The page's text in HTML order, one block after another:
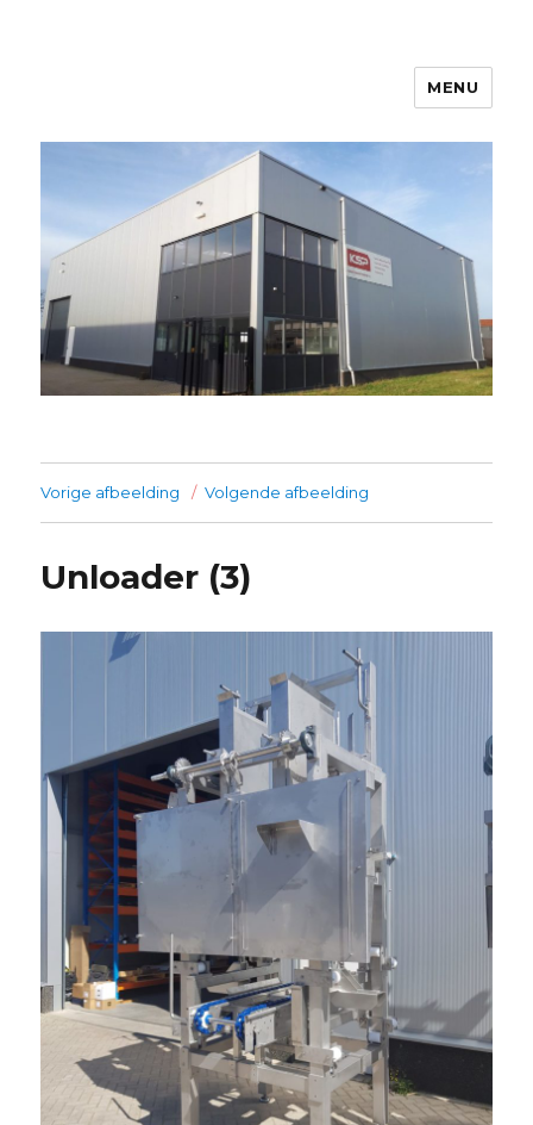
MENU
Vorige afbeelding Volgende afbeelding
Unloader (3)